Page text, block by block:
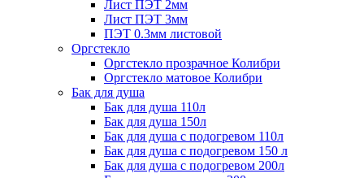
Лист ПЭТ 2мм
Лист ПЭТ 3мм
ПЭТ 0.3мм листовой
Оргстекло
Оргстекло прозрачное Колибри
Оргстекло матовое Колибри
Бак для душа
Бак для душа 110л
Бак для душа 150л
Бак для душа с подогревом 110л
Бак для душа с подогревом 150 л
Бак для душа с подогревом 200л